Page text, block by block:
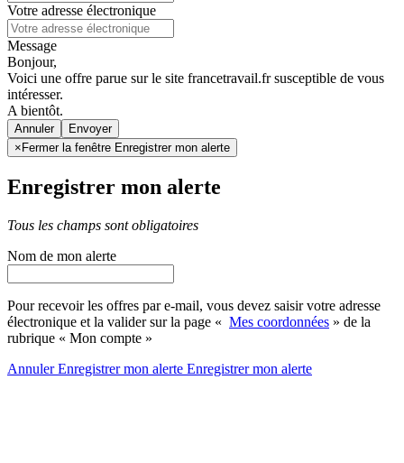
Votre adresse électronique
Message
Bonjour,
Voici une offre parue sur le site francetravail.fr susceptible de vous
intéresser.
A bientôt.
Annuler
×Fermer la fenêtre Enregistrer mon alerte
Enregistrer mon alerte
Tous les champs sont obligatoires
Nom de mon alerte
Pour recevoir les offres par e-mail, vous devez saisir votre adresse
électronique et la valider sur la page « Mes coordonnées » de la
rubrique « Mon compte »
AnnulerEnregistrer mon alerte Enregistrermon alerte